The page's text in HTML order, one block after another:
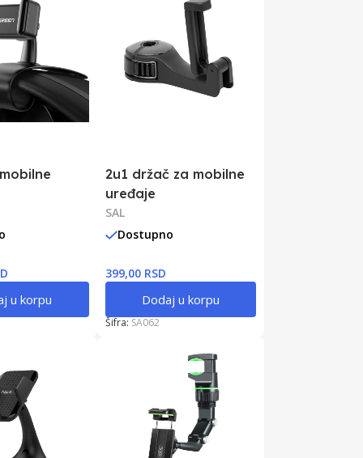
u korpu
2u1 držač za mobilne
uređaje
SAL
Dostupno
399,00 RSD
Dodaj u korpu
Šifra: SA062